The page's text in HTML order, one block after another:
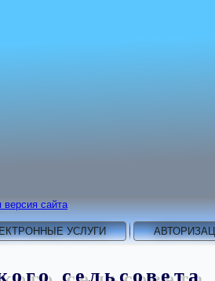
сайта
УСЛУГИ
сельсовета